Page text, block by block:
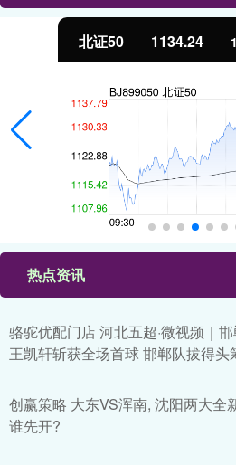
北证50 1134.24
热点资讯
骆驼优配门店 河北五超·微视频｜
王凯轩斩获全场首球 邯郸队拔得头
创赢策略 大东VS浑南, 沈阳两大全
谁先开?